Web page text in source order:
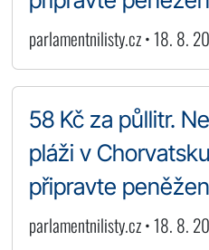
parlamentnilisty.cz • 18. 8.
58 Kč za půllitr.
pláži v
připravte
parlamentnilisty.cz • 18. 8.